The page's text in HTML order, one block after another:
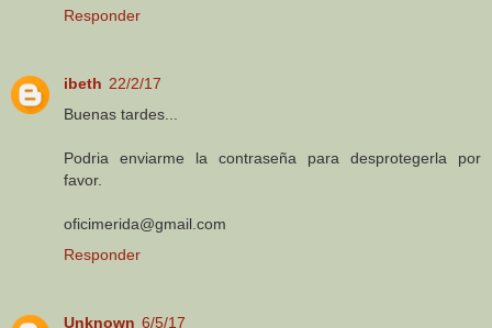
Responder
ibeth 22/2/17
Buenas tardes...
Podria enviarme la contraseña para desprotegerla por
favor.
oficimerida@gmail.com
Responder
Unknown 6/5/17